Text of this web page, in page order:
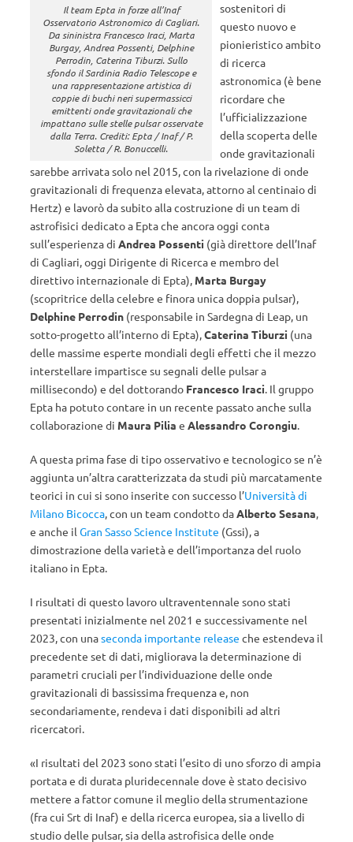
Il team Epta in forze all’Inaf
Osservatorio Astronomico di Cagliari.
Da sininistra Francesco Iraci, Marta
Burgay, Andrea Possenti, Delphine
Perrodin, Caterina Tiburzi. Sullo
sfondo il Sardinia Radio Telescope e
una rappresentazione artistica di
coppie di buchi neri supermassicci
emittenti onde gravitazionali che
impattano sulle stelle pulsar osservate
dalla Terra. Crediti: Epta / Inaf / P.
Soletta / R. Bonuccelli.
sostenitori di
questo nuovo e
pionieristico ambito
di ricerca
astronomica (è bene
ricordare che
l’ufficializzazione
della scoperta delle
onde gravitazionali
sarebbe arrivata solo nel 2015, con la rivelazione di onde
gravitazionali di frequenza elevata, attorno al centinaio di
Hertz) e lavorò da subito alla costruzione di un team di
astrofisici dedicato a Epta che ancora oggi conta
sull’esperienza di Andrea Possenti (già direttore dell’Inaf
di Cagliari, oggi Dirigente di Ricerca e membro del
direttivo internazionale di Epta), Marta Burgay
(scopritrice della celebre e finora unica doppia pulsar),
Delphine Perrodin (responsabile in Sardegna di Leap, un
sotto-progetto all’interno di Epta),Caterina Tiburzi (una
delle massime esperte mondiali degli effetti che il mezzo
interstellare impartisce su segnali delle pulsar a
millisecondo) e del dottorando Francesco Iraci. Il gruppo
Epta ha potuto contare in un recente passato anche sulla
collaborazione di Maura Pilia e Alessandro Corongiu.
A questa prima fase di tipo osservativo e tecnologico se n’è
aggiunta un’altra caratterizzata da studi più marcatamente
teorici in cui si sono inserite con successo l’Università di
Milano Bicocca, con un team condotto daAlberto Sesana,
e anche il Gran Sasso Science Institute (Gssi), a
dimostrazione della varietà e dell’importanza del ruolo
italiano in Epta.
I risultati di questo lavoro ultraventennale sono stati
presentati inizialmente nel 2021 e successivamente nel
2023, con unaseconda importante release che estendeva il
precedente set di dati, migliorava la determinazione di
parametri cruciali per l’individuazione delle onde
gravitazionali di bassissima frequenza e, non
secondariamente, rendeva i dati disponibili ad altri
ricercatori.
«I risultati del 2023 sono stati l’esito di uno sforzo di ampia
portata e di durata pluridecennale dove è stato decisivo
mettere a fattor comune il meglio della strumentazione
(fra cui Srt di Inaf) e della ricerca europea, sia a livello di
studio delle pulsar, sia della astrofisica delle onde